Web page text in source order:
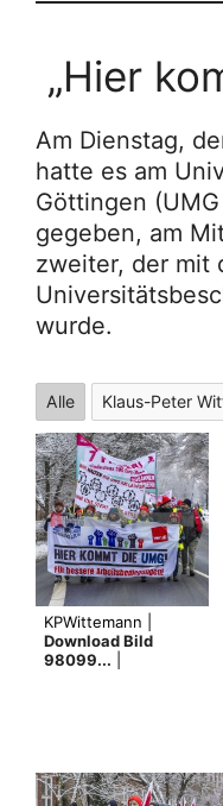
„Hier
Am Dienstag,
hatte es am
Göttingen
gegeben, am
zweiter, der mit
wurde.
Alle Klaus-Peter
KPWittemann |
Download Bild
98099...